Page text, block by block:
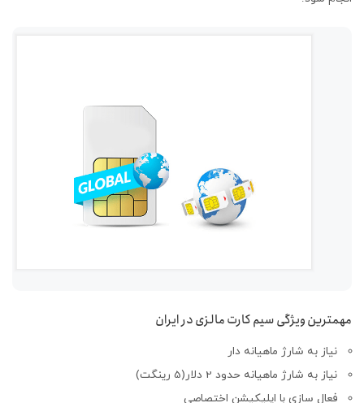
مهمترین ویژگی سیم کارت مالزی در ایران
نیاز به شارژ ماهیانه دار
نیاز به شارژ ماهیانه حدود 2 دلار(5 رینگت)
فعال سازی با اپلیکیشن اختصاصی